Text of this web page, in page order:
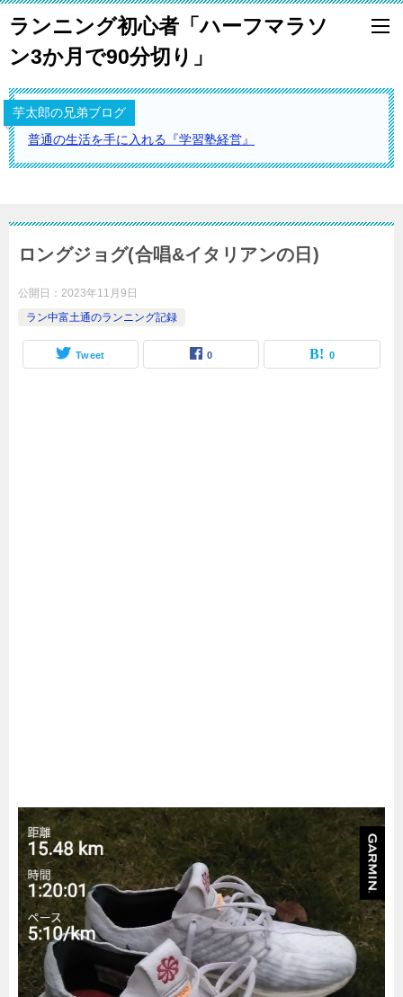
ランニング初心者「ハーフマラソ
ン3か月で90分切り」
芋太郎の兄弟ブログ
普通の生活を手に入れる『学習塾経営』
ロングジョグ(合唱&イタリアンの日)
公開日： 2023年11月9日
ラン中富土通のランニング記録
Tweet 0 0